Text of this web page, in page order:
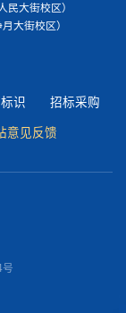
大街校区）
大街校区）
识 招标采购
意见反馈
号